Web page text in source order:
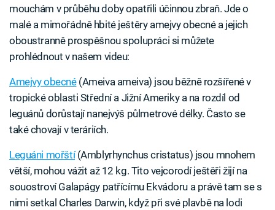
mouchám v průběhu doby opatřili účinnou zbraň. Jde o
malé a mimořádně hbité ještěry amejvy obecné a jejich
oboustranně prospěšnou spolupráci si můžete
prohlédnout v našem videu:
Amejvy obecné(Ameiva ameiva) jsou běžně rozšířené v
tropické oblasti Střední a Jižní Ameriky a na rozdíl od
leguánů dorůstají nanejvýš půlmetrové délky. Často se
také chovají v teráriích.
Leguáni mořští(Amblyrhynchus cristatus) jsou mnohem
větší, mohou vážit až 12 kg. Tito vejcorodí ještěři žijí na
souostroví Galapágy patřícímu Ekvádoru a právě tam se s
nimi setkal Charles Darwin, když při své plavbě na lodi